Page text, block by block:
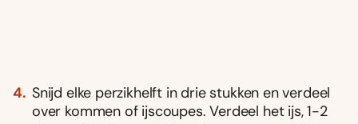
Snijd elke perzikhelft in drie stukken en verdeel
over kommen of ijscoupes. Verdeel het ijs, 1-2